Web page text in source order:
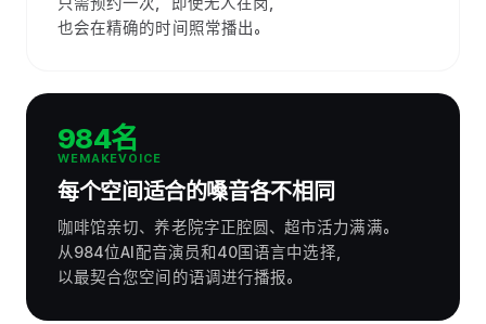
也会在精确的时间照常播出。
984名
WEMAKEVOICE
每个空间适合的嗓音各不相同
咖啡馆亲切、养老院字正腔圆、超市活力满满。
从984位AI配音演员和40国语言中选择，
以最契合您空间的语调进行播报。